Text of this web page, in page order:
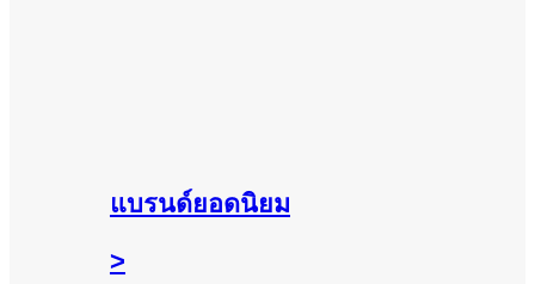
แบรนด์ยอดนิยม
>